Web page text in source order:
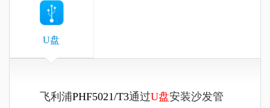
U盘
飞利浦PHF5021/T3通过U盘安装沙发管